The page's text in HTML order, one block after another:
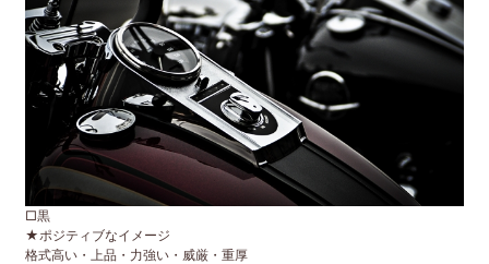
□黒
★ポジティブなイメージ
格式高い・上品・力強い・威厳・重厚